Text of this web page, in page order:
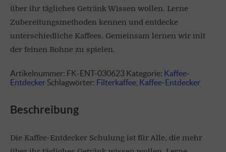
über ihr tägliches Getränk Wissen wollen. Lerne
Zubereitungsmethoden kennen und entdecke
unterschiedliche Kaffees. Gemeinsam lernen wir mit
der feinen Bohne zu spielen.
Artikelnummer: FK-ENT-030623 Kategorie: Kaffee-
Entdecker Schlagwörter: Filterkaffee Kaffee-Entdecker
Beschreibung
Die Kaffee-Entdecker Schulung ist für Alle, die mehr